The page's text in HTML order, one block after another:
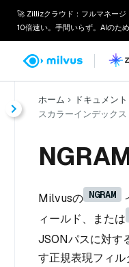
🚀 Zillizクラウド：フルマネー
10倍速い。手間いらず。AIのため
ホーム ドキュメント
スカラーインデックス
Milvusの NGRAM
ィールド、または
JSONパスに対す
す正規表現フィ